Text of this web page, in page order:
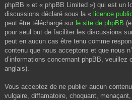
phpBB » et « phpBB Limited ») qui est un
discussions déclaré sous la « licence
peut être téléchargé sur le site de phpBB
pour seul but de faciliter les discussions
peut en aucun cas être tenu comme
contenu que nous acceptons et que nous
d’informations concernant phpBB, veuillez
anglais).
Vous acceptez de ne publier aucun
vulgaire, diffamatoire, choquant,